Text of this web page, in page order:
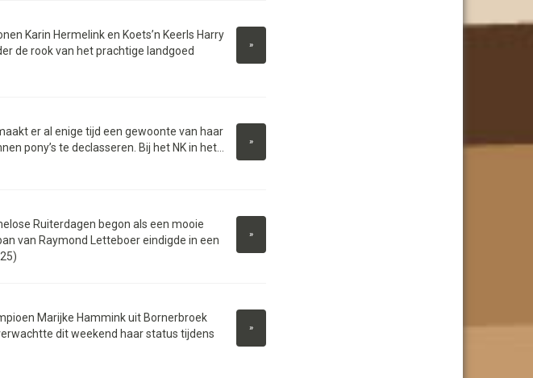
»
Karin Hermelink en Koets’n Keerls Harry
de rook van het prachtige landgoed
»
er al enige tijd een gewoonte van haar
pony’s te declasseren. Bij het NK in het...
»
Ruiterdagen begon als een mooie
van Raymond Letteboer eindigde in een
»
Marijke Hammink uit Bornerbroek
dit weekend haar status tijdens